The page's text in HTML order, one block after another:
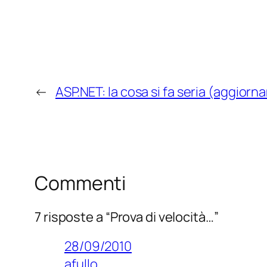
← ASP.NET: la cosa si fa seria
Commenti
7 risposte a “Prova di velocità…”
28/09/2010